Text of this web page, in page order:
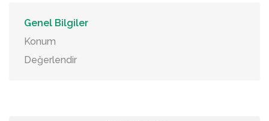
Genel Bilgiler
Konum
Değerlendir